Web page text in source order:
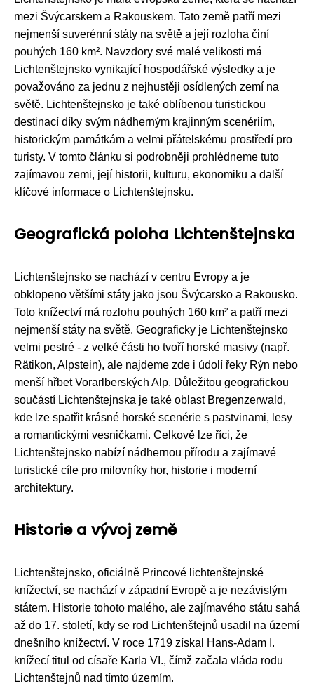
mezi Švýcarskem a Rakouskem. Tato země patří mezi
nejmenší suverénní státy na světě a její rozloha činí
pouhých 160 km². Navzdory své malé velikosti má
Lichtenštejnsko vynikající hospodářské výsledky a je
považováno za jednu z nejhustěji osídlených zemí na
světě. Lichtenštejnsko je také oblíbenou turistickou
destinací díky svým nádherným krajinným scenériím,
historickým památkám a velmi přátelskému prostředí pro
turisty. V tomto článku si podrobněji prohlédneme tuto
zajímavou zemi, její historii, kulturu, ekonomiku a další
klíčové informace o Lichtenštejnsku.
Geografická poloha Lichtenštejnska
Lichtenštejnsko se nachází v centru Evropy a je
obklopeno většími státy jako jsou Švýcarsko a Rakousko.
Toto knížectví má rozlohu pouhých 160 km² a patří mezi
nejmenší státy na světě. Geograficky je Lichtenštejnsko
velmi pestré - z velké části ho tvoří horské masivy (např.
Rätikon, Alpstein), ale najdeme zde i údolí řeky Rýn nebo
menší hřbet Vorarlberských Alp. Důležitou geografickou
součástí Lichtenštejnska je také oblast Bregenzerwald,
kde lze spatřit krásné horské scenérie s pastvinami, lesy
a romantickými vesničkami. Celkově lze říci, že
Lichtenštejnsko nabízí nádhernou přírodu a zajímavé
turistické cíle pro milovníky hor, historie i moderní
architektury.
Historie a vývoj země
Lichtenštejnsko, oficiálně Princové lichtenštejnské
knížectví, se nachází v západní Evropě a je nezávislým
státem. Historie tohoto malého, ale zajímavého státu sahá
až do 17. století, kdy se rod Lichtenštejnů usadil na území
dnešního knížectví. V roce 1719 získal Hans-Adam I.
knížecí titul od císaře Karla VI., čímž začala vláda rodu
Lichtenštejnů nad tímto územím.